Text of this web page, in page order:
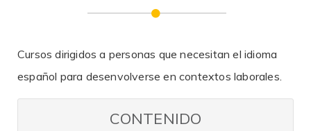
Cursos dirigidos a personas que necesitan el idioma
español para desenvolverse en contextos laborales.
CONTENIDO